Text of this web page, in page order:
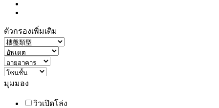
ตัวกรองเพิ่มเติม
มุมมอง
วิวเปิดโล่ง